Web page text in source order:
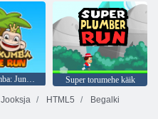
Kiba ja Kumba: Jungle Run
Super torumehe käik
Jooksja HTML5
Begalki